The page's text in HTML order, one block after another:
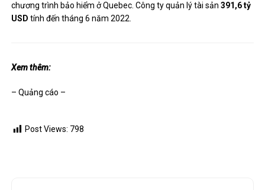
chương trình bảo hiểm ở Quebec. Công ty quản lý tài sản391,6 tỷ
USD tính đến tháng 6 năm 2022.
Xem thêm:
– Quảng cáo –
Post Views: 798